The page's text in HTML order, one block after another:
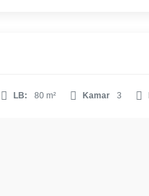
LB: 80 m² Kamar 3